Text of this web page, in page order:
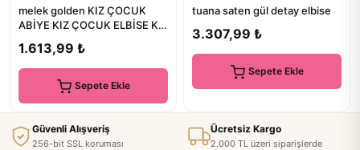
melek golden KIZ ÇOCUK
ABİYE KIZ ÇOCUK ELBİSE KIZ
1.613,99 ₺
Sepete Ekle
tuana saten gül detay elbise
3.307,99 ₺
Sepete Ekle
Güvenli Alışveriş
256-bit SSL koruması
Ücretsiz Kargo
2.000 TL üzeri siparişlerde